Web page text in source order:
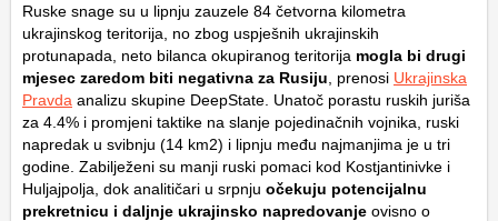
Ruske snage su u lipnju zauzele 84 četvorna kilometra
ukrajinskog teritorija, no zbog uspješnih ukrajinskih
protunapada, neto bilanca okupiranog teritorija mogla bi drugi
mjesec zaredom biti negativna za Rusiju , prenosi Ukrajinska
Pravda analizu skupine DeepState. Unatoč porastu ruskih juriša
za 4.4% i promjeni taktike na slanje pojedinačnih vojnika, ruski
napredak u svibnju (14 km2) i lipnju među najmanjima je u tri
godine. Zabilježeni su manji ruski pomaci kod Kostjantinivke i
Huljajpolja, dok analitičari u srpnju očekuju potencijalnu
prekretnicu i daljnje ukrajinsko napredovanje ovisno o